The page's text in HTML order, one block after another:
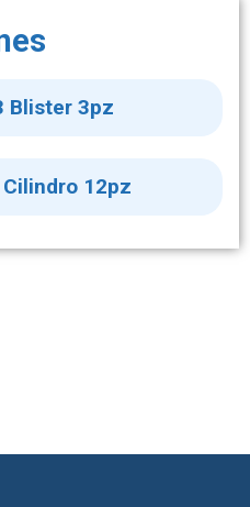
Blister 3pz
Cilindro 12pz